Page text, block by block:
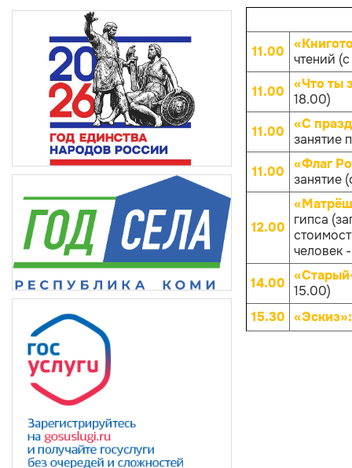
11.00
чтений
11.00
«Что ты
18.00)
11.00
«С
занятие
11.00
«Флаг
занятие
12.00
гипса
человек
14.00 15.00)
15.30